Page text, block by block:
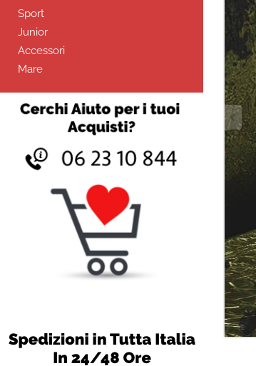
Sport
Junior
Accessori
Mare